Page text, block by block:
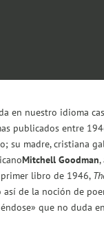
en nuestro idioma
publicados entre
su madre, cristiana
Mitchell Goodman,
libro de 1946,
así de la noción de
que no duda en